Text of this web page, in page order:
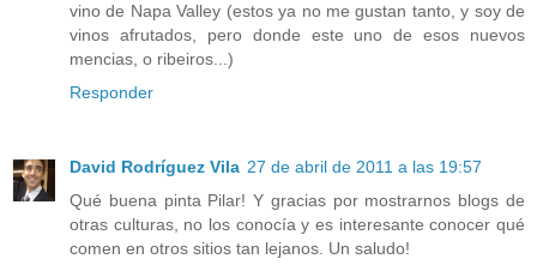
vino de Napa Valley (estos ya no me gustan tanto, y soy de
vinos afrutados, pero donde este uno de esos nuevos
mencias, o ribeiros...)
Responder
David Rodríguez Vila 27 de abril de 2011 a las 19:57
Qué buena pinta Pilar! Y gracias por mostrarnos blogs de
otras culturas, no los conocía y es interesante conocer qué
comen en otros sitios tan lejanos. Un saludo!